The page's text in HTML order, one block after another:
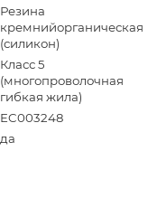
Резина
кремнийорганическая
(силикон)
Класс 5
(многопроволочная
гибкая жила)
EC003248
да